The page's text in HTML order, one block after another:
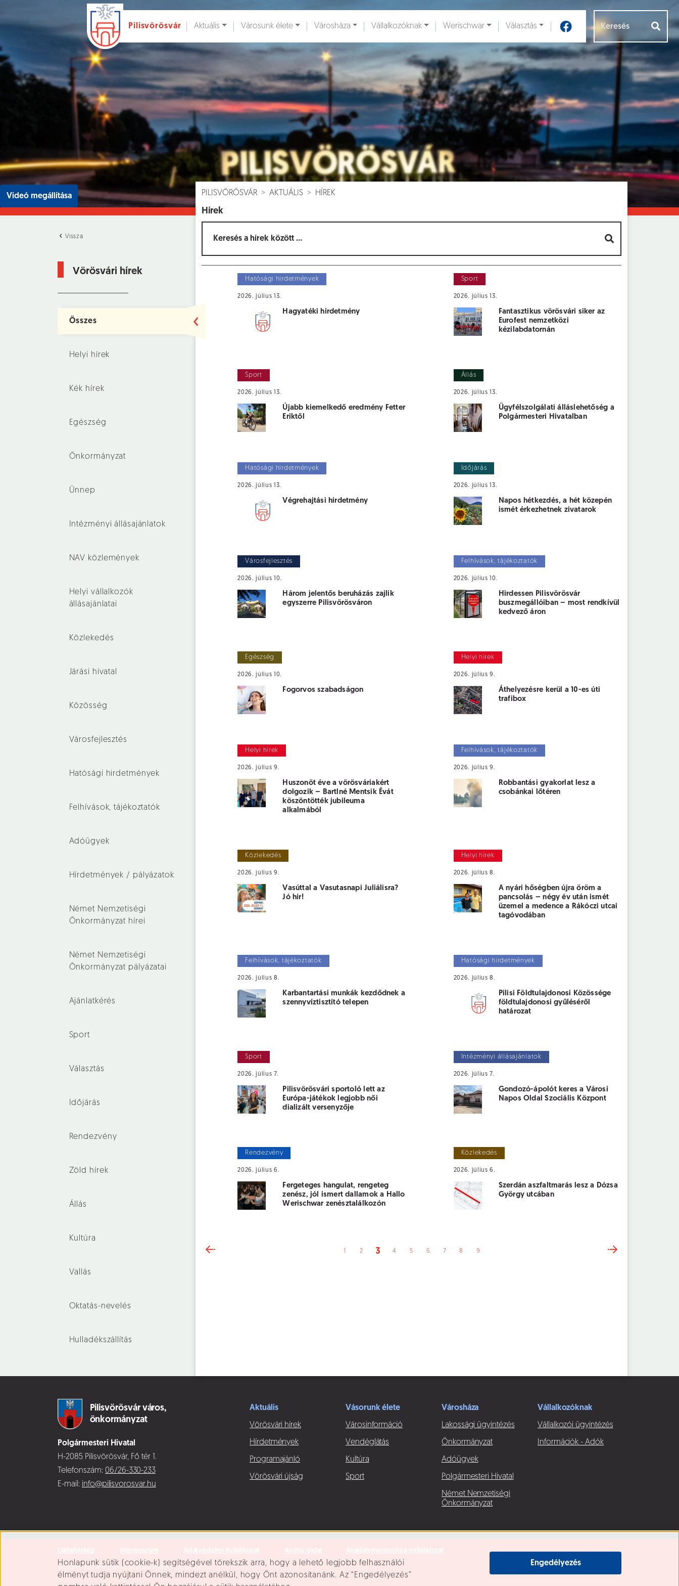
Süti beállítások
Honlapunk sütik (cookie-k) segítségével törekszik arra, hogy a lehető legjobb felhasználói
élményt tudja nyújtani Önnek, mindezt anélkül, hogy Önt azonosítanánk. Az “Engedélyezés”
Engedélyezés
Ugrás a fő tartalomhoz
Pilisvörösvár Aktuális Városunk élete Városháza Vállalkozóknak Werischwar Választás
Videó megállítása
Vissza
Vörösvári hírek
Összes
Helyi hírek
Kék hírek
Egészség
Önkormányzat
Ünnep
Intézményi állásajánlatok
NAV közlemények
Helyi vállalkozók
állásajánlatai
Közlekedés
Járási hivatal
Közösség
Városfejlesztés
Hatósági hirdetmények
Felhívások, tájékoztatók
Adóügyek
Hírdetmények / pályázatok
Német Nemzetiségi
Önkormányzat hírei
Német Nemzetiségi
Önkormányzat pályázatai
Ajánlatkérés
Sport
Választás
Időjárás
Rendezvény
Zöld hírek
Állás
Kultúra
Vallás
Oktatás-nevelés
Hulladékszállítás
PILISVÖRÖSVÁR AKTUÁLIS HÍREK
Hírek
Hatósági hirdetmények
2026. július 13.
Hagyatéki hirdetmény
Sport
2026. július 13.
Fantasztikus vörösvári siker az
Eurofest nemzetközi
kézilabdatornán
Sport
2026. július 13.
Újabb kiemelkedő eredmény Fetter
Eriktől
Állás
2026. július 13.
Ügyfélszolgálati álláslehetőség a
Polgármesteri Hivatalban
Hatósági hirdetmények
2026. július 13.
Végrehajtási hirdetmény
Időjárás
2026. július 13.
Napos hétkezdés, a hét közepén
ismét érkezhetnek zivatarok
Városfejlesztés
2026. július 10.
Három jelentős beruházás zajlik
egyszerre Pilisvörösváron
Felhívások, tájékoztatók
2026. július 10.
Hirdessen Pilisvörösvár
buszmegállóiban – most rendkívül
kedvező áron
Egészség
2026. július 10.
Fogorvos szabadságon
Helyi hírek
2026. július 9.
Áthelyezésre kerül a 10-es úti
trafibox
Helyi hírek
2026. július 9.
Huszonöt éve a vörösváriakért
dolgozik – Bartlné Mentsik Évát
köszöntötték jubileuma
alkalmából
Felhívások, tájékoztatók
2026. július 9.
Robbantási gyakorlat lesz a
csobánkai lőtéren
Közlekedés
2026. július 9.
Vasúttal a Vasutasnapi Juliálisra?
Jó hír!
Helyi hírek
2026. július 8.
A nyári hőségben újra öröm a
pancsolás – négy év után ismét
üzemel a medence a Rákóczi utcai
tagóvodában
Felhívások, tájékoztatók
2026. július 8.
Karbantartási munkák kezdődnek a
szennyvíztisztító telepen
Hatósági hirdetmények
2026. július 8.
Pilisi Földtulajdonosi Közössége
földtulajdonosi gyűléséről
határozat
Sport
2026. július 7.
Pilisvörösvári sportoló lett az
Európa-játékok legjobb női
dializált versenyzője
Intézményi állásajánlatok
2026. július 7.
Gondozó-ápolót keres a Városi
Napos Oldal Szociális Központ
Rendezvény
2026. július 6.
Fergeteges hangulat, rengeteg
zenész, jól ismert dallamok a Hallo
Werischwar zenésztalálkozón
Közlekedés
2026. július 6.
Szerdán aszfaltmarás lesz a Dózsa
György utcában
2 3 4 5 6 7 8 9
Pilisvörösvár város,
önkormányzat
Polgármesteri Hivatal
H-2085 Pilisvörösvár, Fő tér 1.
Telefonszám: 06/26-330-233
E-mail: info@pilisvorosvar.hu
Aktuális
Vörösvári hírek
Hírdetmények
Programajánló
Vörösvári újság
Vásorunk élete
Városinformáció
Vendéglátás
Kultúra
Sport
Városháza
Lakossági ügyintézés
Önkormányzat
Adóügyek
Polgármesteri Hivatal
Német Nemzetiségi
Önkormányzat
Vállalkozóknak
Vállalkozói ügyintézés
Információk - Adók
Minden jog fenntartva © 2026 Pilisvörösvár Város
Hírek [ Események [] Dokumentumok [ Aloldalak [